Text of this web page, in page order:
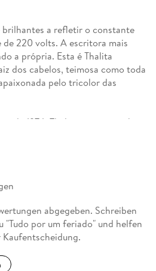
brilhantes a refletir o constante
220 volts. A escritora mais
a própria. Esta é Thalita
dos cabelos, teimosa como toda
pelo tricolor das
de 1974, Thalita sempre sonhou
e de Portugal, ora pois, pois!
um milhão de exemplares, a
a conhecia!
abgegeben. Schreiben
"Tudo por um feriado" und helfen